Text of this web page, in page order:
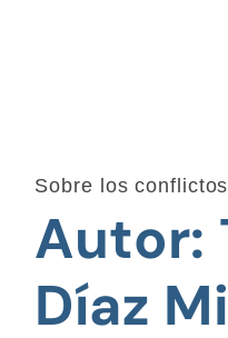
Sobre los
Autor:
Díaz